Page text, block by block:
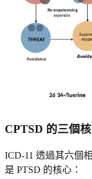
CPTSD 的三個
ICD-11 透過其六個
是 PTSD 的核心：